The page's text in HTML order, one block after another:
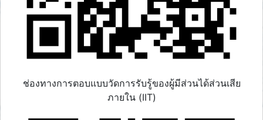
ช่องทางการตอบแบบวัดการรับรู้ของผู้มีส่วนได้ส่วนเสีย
ภายใน (IIT)